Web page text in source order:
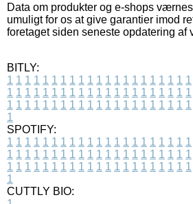
Data om produkter og e-shops
umuligt for os at give garantier imod
foretaget siden seneste opdatering af
BITLY:
1 1 1 1 1 1 1 1 1 1 1 1 1 1 1 1 1 1 1 1 1
1 1 1 1 1 1 1 1 1 1 1 1 1 1 1 1 1 1 1 1 1
1 1 1 1 1 1 1 1 1 1 1 1 1 1 1 1 1 1 1 1 1
1
SPOTIFY:
1 1 1 1 1 1 1 1 1 1 1 1 1 1 1 1 1 1 1 1 1
1 1 1 1 1 1 1 1 1 1 1 1 1 1 1 1 1 1 1 1 1
1 1 1 1 1 1 1 1 1 1 1 1 1 1 1 1 1 1 1 1 1
1
CUTTLY BIO: